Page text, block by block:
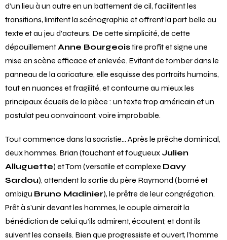
d’un lieu à un autre en un battement de cil, facilitent les
transitions, limitent la scénographie et offrent la part belle au
texte et au jeu d’acteurs. De cette simplicité, de cette
dépouillementAnne Bourgeoistire profit et signe une
mise en scène efficace et enlevée. Evitant de tomber dans le
panneau de la caricature, elle esquisse des portraits humains,
tout en nuances et fragilité, et contourne au mieux les
principaux écueils de la pièce : un texte trop américain et un
postulat peu convaincant, voire improbable.
Tout commence dans la sacristie… Après le prêche dominical,
deux hommes, Brian (touchant et fougueux Julien
Alluguette) et Tom (versatile et complexe Davy
Sardou), attendent la sortie du père Raymond (borné et
ambigu Bruno Madinier), le prêtre de leur congrégation.
Prêt à s’unir devant les hommes, le couple aimerait la
bénédiction de celui qu’ils admirent, écoutent, et dont ils
suivent les conseils. Bien que progressiste et ouvert, l’homme